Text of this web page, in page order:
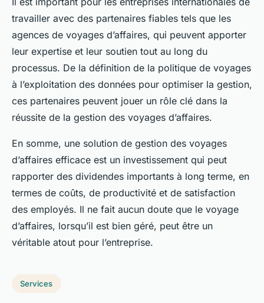
travailler avec des partenaires fiables tels que les
agences de voyages d’affaires, qui peuvent apporter
leur expertise et leur soutien tout au long du
processus. De la définition de la politique de voyages
à l’exploitation des données pour optimiser la gestion,
ces partenaires peuvent jouer un rôle clé dans la
réussite de la gestion des voyages d’affaires.
En somme, une solution de gestion des voyages
d’affaires efficace est un investissement qui peut
rapporter des dividendes importants à long terme, en
termes de coûts, de productivité et de satisfaction
des employés. Il ne fait aucun doute que le voyage
d’affaires, lorsqu’il est bien géré, peut être un
véritable atout pour l’entreprise.
Services